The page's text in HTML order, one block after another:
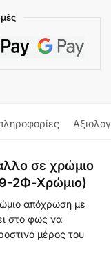
σε χρώμιο
2Φ-Χρώμιο)
απόχρωση με
στο φως να
μέρος του